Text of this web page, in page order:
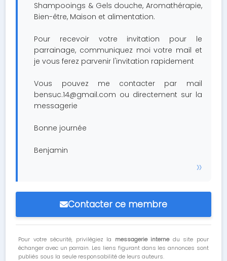
Shampooings & Gels douche, Aromathérapie,
Bien-être, Maison et alimentation.
Pour recevoir votre invitation pour le
parrainage, communiquez moi votre mail et
je vous ferez parvenir l'invitation rapidement
Vous pouvez me contacter par mail
bensuc.14@gmail.com ou directement sur la
messagerie
Bonne journée
Benjamin
Contacter ce membre
Pour votre sécurité, privilégiez la messagerie internedu site pour
échanger avec un parrain. Les liens figurant dans les annonces sont
publiés sous la seule responsabilité de leurs auteurs.